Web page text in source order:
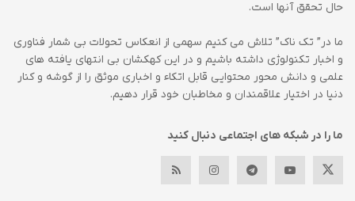
حال تحقق آنها است.
ما در” تک ناک” تلاش می کنیم سهمی از انعکاس تحولات بی شمار فناوری
و اخبار تکنولوژی داشته باشیم و در این کهکشان بی انتهای یافته های
علمی و دانش محور محتوایی قابل اتکاء و اخباری موثق را از گوشه و کنار
دنیا در اختیار علاقمندان و مخاطبان خود قرار دهیم.
ما را در شبکه های اجتماعی دنبال کنید